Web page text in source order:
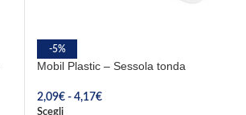
-5%
Mobil Plastic – Sessola tonda
2,09€ - 4,17€
Scegli